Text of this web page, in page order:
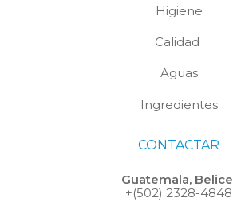
Higiene
Calidad
Aguas
Ingredientes
CONTACTAR
Guatemala, Belice
+(502) 2328-4848